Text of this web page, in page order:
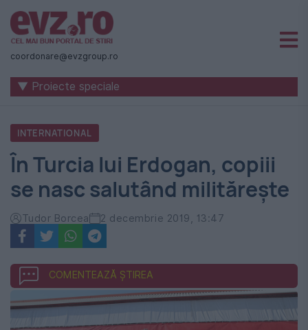
Știri
naționale
internaționale
România
Evenimentul
Zilei
coordonare@evzgroup.ro
▼ Proiecte speciale
INTERNATIONAL
În Turcia lui Erdogan, copiii
se nasc salutând militărește
Tudor Borcea 2 decembrie 2019, 13:47
COMENTEAZĂ ȘTIREA